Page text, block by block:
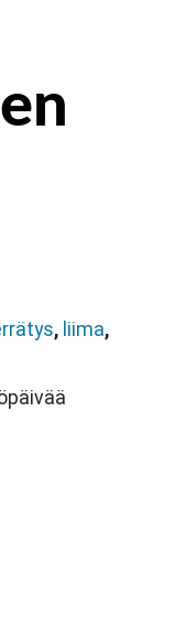
, liima,
määrä